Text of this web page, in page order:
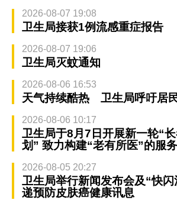
2026-08-07 19:08
卫生局接获1例流感重症报告
2026-08-07 19:06
卫生局灭蚊通知
2026-08-06 16:53
天气持续酷热 卫生局呼吁居
2026-08-06 10:17
卫生局于8月7日开展新一轮“
划” 致力构建“老有所医”的服
2026-08-05 20:27
卫生局举行新闻发布会及“快
递预防皮肤癌健康讯息